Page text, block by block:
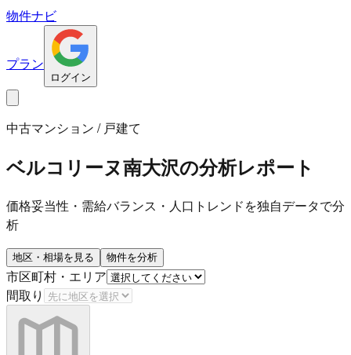
物件ナビ
プラン
ログイン
中古マンション / 戸建て
ベルコリーヌ南大沢の分析レポート
価格妥当性・需給バランス・人口トレンドを独自データで分
析
地区・相場を見る 物件を分析
市区町村・エリア
間取り